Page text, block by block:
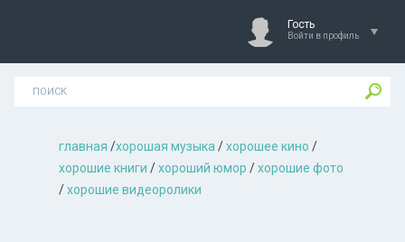
Гость
Войти в профиль
главная /хорошая музыкa /хорошее кино /
хорошие книги /хороший юмор /хорошие фото
/хорошие видеоролики